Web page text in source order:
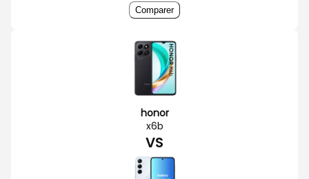
Comparer
honor
x6b
VS